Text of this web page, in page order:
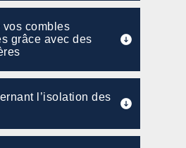
vos combles
grâce avec des
l’isolation des